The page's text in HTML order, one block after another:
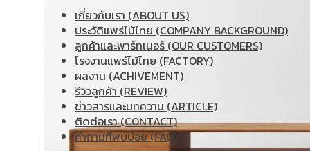
เกี่ยวกับเรา (ABOUT US)
ประวัติแพร่ไม้ไทย (COMPANY BACKGROUND)
ลูกค้าและพาร์ทเนอร์ (OUR CUSTOMERS)
โรงงานแพร่ไม้ไทย (FACTORY)
ผลงาน (ACHIVEMENT)
รีวิวลูกค้า (REVIEW)
ข่าวสารและบทความ (ARTICLE)
ติดต่อเรา (CONTACT)
คำถามที่พบบ่อย (FAQ)
ทุกชิ้นผ่านการคัดสรรและผลิตอย่างพิถีพิถัน เพื่อให้เห็นลายไม้สั
ไอเดียตกแต่งมุมทีวีให้น่าอยู่
จับคู่กับโต๊ะกลางหรือชั้นวางของไม้สักในโทนเดียวกัน
เพิ่มต้นไม้ตกแต่งเพื่อสร้างความสดชื่นให้พื้นที่
เลือกใช้โทนสีขาว ครีม หรือเอิร์ธโทน เพื่อขับลายไม้ให้โดดเด่น
เติมโคมไฟตั้งพื้นหรือกรอบรูป เพื่อสร้างบรรยากาศอบอุ่นและผ่
ชั้นวางทีวีไม้สัก โมเดิร์นจาก FurTeak เพื่อเติมเต็มห้องนั่ง